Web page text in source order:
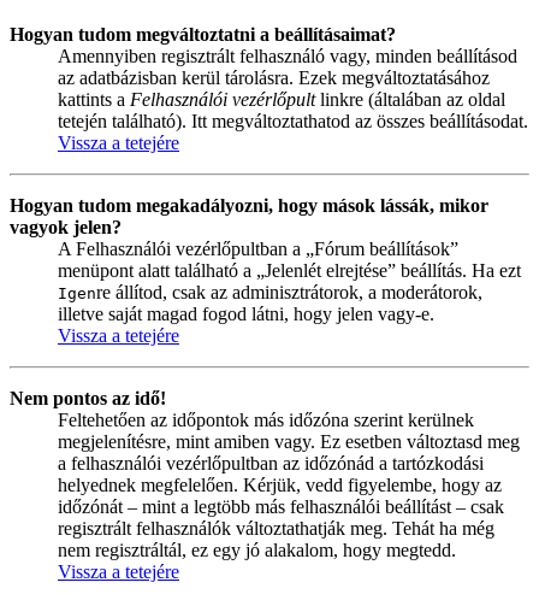
Hogyan tudom megváltoztatni a beállításaimat?
Amennyiben regisztrált felhasználó vagy, minden beállításod
az adatbázisban kerül tárolásra. Ezek megváltoztatásához
kattints a Felhasználói vezérlőpultlinkre (általában az oldal
tetején található). Itt megváltoztathatod az összes beállításodat.
Vissza a tetejére
Hogyan tudom megakadályozni, hogy mások lássák, mikor
vagyok jelen?
A Felhasználói vezérlőpultban a „Fórum beállítások”
menüpont alatt található a „Jelenlét elrejtése” beállítás. Ha ezt
Igenre állítod, csak az adminisztrátorok, a moderátorok,
illetve saját magad fogod látni, hogy jelen vagy-e.
Vissza a tetejére
Nem pontos az idő!
Feltehetően az időpontok más időzóna szerint kerülnek
megjelenítésre, mint amiben vagy. Ez esetben változtasd meg
a felhasználói vezérlőpultban az időzónád a tartózkodási
helyednek megfelelően. Kérjük, vedd figyelembe, hogy az
időzónát – mint a legtöbb más felhasználói beállítást – csak
regisztrált felhasználók változtathatják meg. Tehát ha még
nem regisztráltál, ez egy jó alakalom, hogy megtedd.
Vissza a tetejére